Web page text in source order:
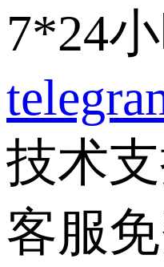
7*24
技术
客服